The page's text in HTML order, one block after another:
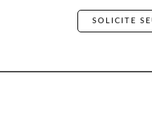
SOLICITE